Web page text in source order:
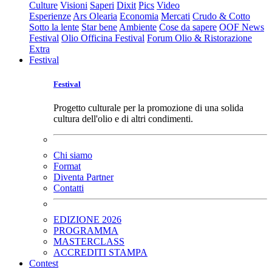
Culture Visioni Saperi Dixit Pics Video
Esperienze Ars Olearia Economia Mercati Crudo & Cotto
Sotto la lente Star bene Ambiente Cose da sapere OOF News
Festival Olio Officina Festival Forum Olio & Ristorazione
Extra
Festival
Festival
Progetto culturale per la promozione di una solida
cultura dell'olio e di altri condimenti.
Chi siamo
Format
Diventa Partner
Contatti
EDIZIONE 2026
PROGRAMMA
MASTERCLASS
ACCREDITI STAMPA
Contest